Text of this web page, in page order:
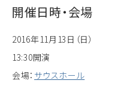
開催日時・会場
2016年11月13日（日）
13:30開演
会場： サウスホール